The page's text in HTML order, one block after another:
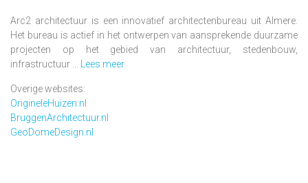
Arc2 architectuur is een innovatief architectenbureau uit Almere.
Het bureau is actief in het ontwerpen van aansprekende duurzame
projecten op het gebied van architectuur, stedenbouw,
infrastructuur ...
Lees meer
Overige websites:
OrigineleHuizen.nl
BruggenArchitectuur.nl
GeoDomeDesign.nl